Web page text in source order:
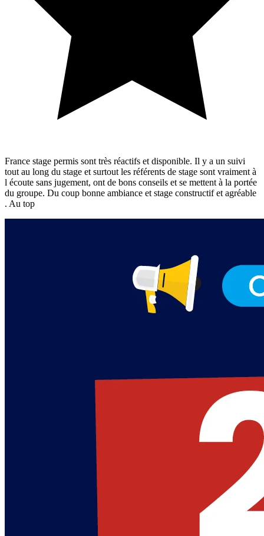
France stage permis sont très réactifs et disponible. Il y a un suivi
tout au long du stage et surtout les référents de stage sont vraiment à
l écoute sans jugement, ont de bons conseils et se mettent à la portée
du groupe. Du coup bonne ambiance et stage constructif et agréable
. Au top